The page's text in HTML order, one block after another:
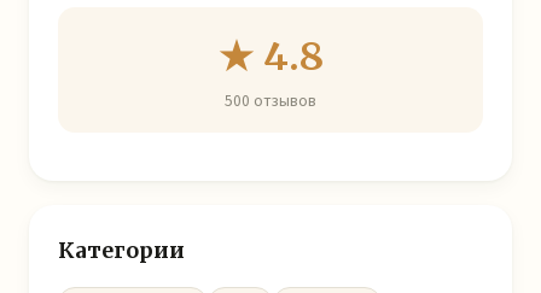
★ 4.8
500 отзывов
Категории